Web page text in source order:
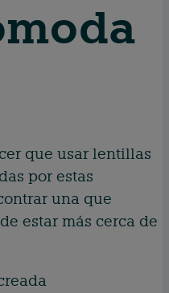
que usar lentillas
por estas
una que
estar más cerca de